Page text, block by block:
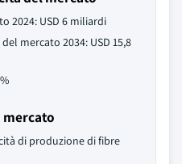
2024: USD 6 miliardi
mercato 2034: USD 15,8
di produzione di fibre